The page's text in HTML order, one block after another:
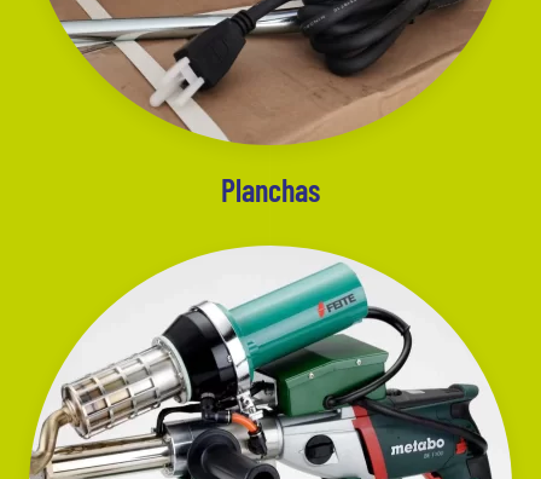
Planchas